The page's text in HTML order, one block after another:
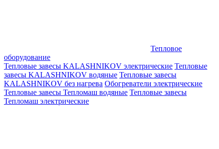
Тепловое
оборудование
Тепловые завесы KALASHNIKOV электрические Тепловые
завесы KALASHNIKOV водяные Тепловые завесы
KALASHNIKOV без нагрева Обогреватели электрические
Тепловые завесы Тепломаш водяные Тепловые завесы
Тепломаш электрические